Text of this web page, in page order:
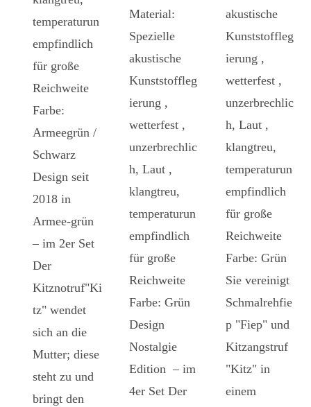
temperaturun
empfindlich
für große
Reichweite
Farbe:
Armeegrün /
Schwarz
Design seit
2018 in
Armee-grün
– im 2er Set
Der
Kitznotruf"Ki
tz" wendet
sich an die
Mutter; diese
steht zu und
bringt den
Material:
Spezielle
akustische
Kunststoffleg
ierung ,
wetterfest ,
unzerbrechlic
h, Laut ,
klangtreu,
temperaturun
empfindlich
für große
Reichweite
Farbe: Grün
Design
Nostalgie
Edition – im
4er Set Der
akustische
Kunststoffleg
ierung ,
wetterfest ,
unzerbrechlic
h, Laut ,
klangtreu,
temperaturun
empfindlich
für große
Reichweite
Farbe: Grün
Sie vereinigt
Schmalrehfie
p "Fiep" und
Kitzangstruf
"Kitz" in
einem